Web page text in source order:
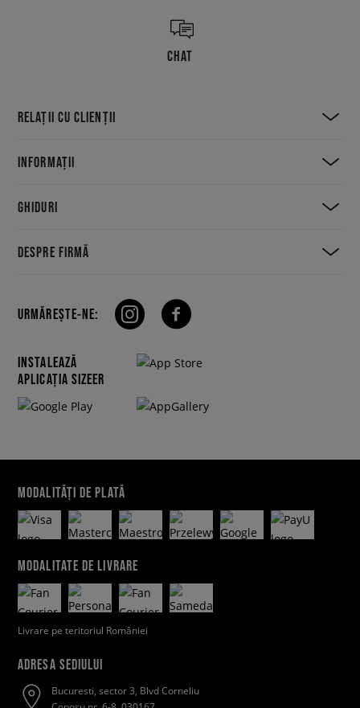
CHAT
RELAȚII CU CLIENȚII
INFORMAȚII
GHIDURI
DESPRE FIRMĂ
URMĂREȘTE-NE:
INSTALEAZĂ
APLICAȚIA SIZEER
MODALITĂȚI DE PLATĂ
MODALITATE DE LIVRARE
Livrare pe teritoriul României
ADRESA SEDIULUI
Bucuresti, sector 3, Blvd Corneliu